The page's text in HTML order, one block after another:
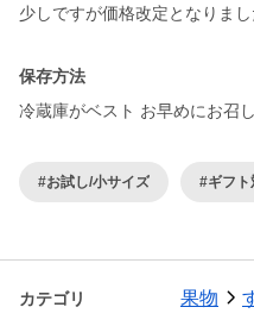
少しですが価格改定となりまし
保存方法
冷蔵庫がベスト お早めにお召
#お試し/小サイズ #ギフト
カテゴリ 果物